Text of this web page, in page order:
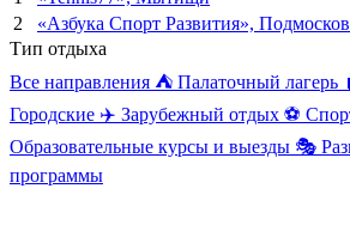
2
«Азбука Спорт Развития»,
Тип отдыха
Все направления ⛺ Палаточный лагерь
Городские ✈️ Зарубежный отдых ⚽
Образовательные курсы и выезды 🎭
программы